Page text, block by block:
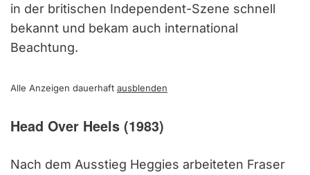
in der britischen Independent-Szene schnell
bekannt und bekam auch international
Beachtung.
Alle Anzeigen dauerhaft ausblenden
Head Over Heels (1983)
Nach dem Ausstieg Heggies arbeiteten Fraser